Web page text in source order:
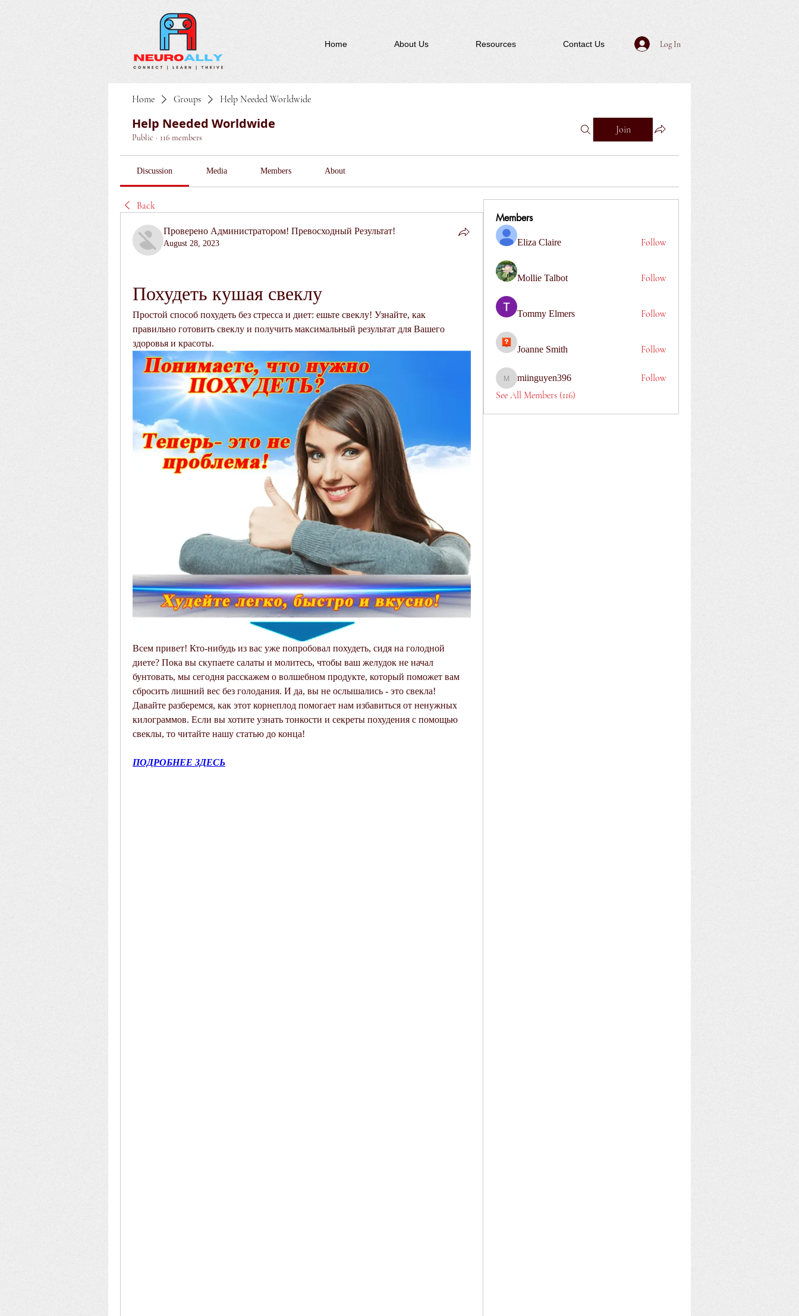
Home About Us Resources Contact Us Log In
Home Groups Help Needed Worldwide
Help Needed Worldwide
Public · 116 members
Join
Discussion Media Members About
Back
Проверено Администратором! Превосходный Результат!
August 28, 2023
Похудеть кушая свеклу
Простой способ похудеть без стресса и диет: ешьте свеклу! Узнайте, как
правильно готовить свеклу и получить максимальный результат для Вашего
здоровья и красоты.
Всем привет! Кто-нибудь из вас уже попробовал похудеть, сидя на голодной
диете? Пока вы скупаете салаты и молитесь, чтобы ваш желудок не начал
бунтовать, мы сегодня расскажем о волшебном продукте, который поможет вам
сбросить лишний вес без голодания. И да, вы не ослышались - это свекла!
Давайте разберемся, как этот корнеплод помогает нам избавиться от ненужных
килограммов. Если вы хотите узнать тонкости и секреты похудения с помощью
свеклы, то читайте нашу статью до конца!
ПОДРОБНЕЕ ЗДЕСЬ
Members
Eliza Claire Follow
Mollie Talbot Follow
Tommy Elmers Follow
Joanne Smith Follow
miinguyen396
miinguyen396
Follow
See All Members (116)